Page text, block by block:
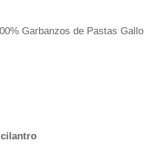
Garbanzos de Pastas Gallo